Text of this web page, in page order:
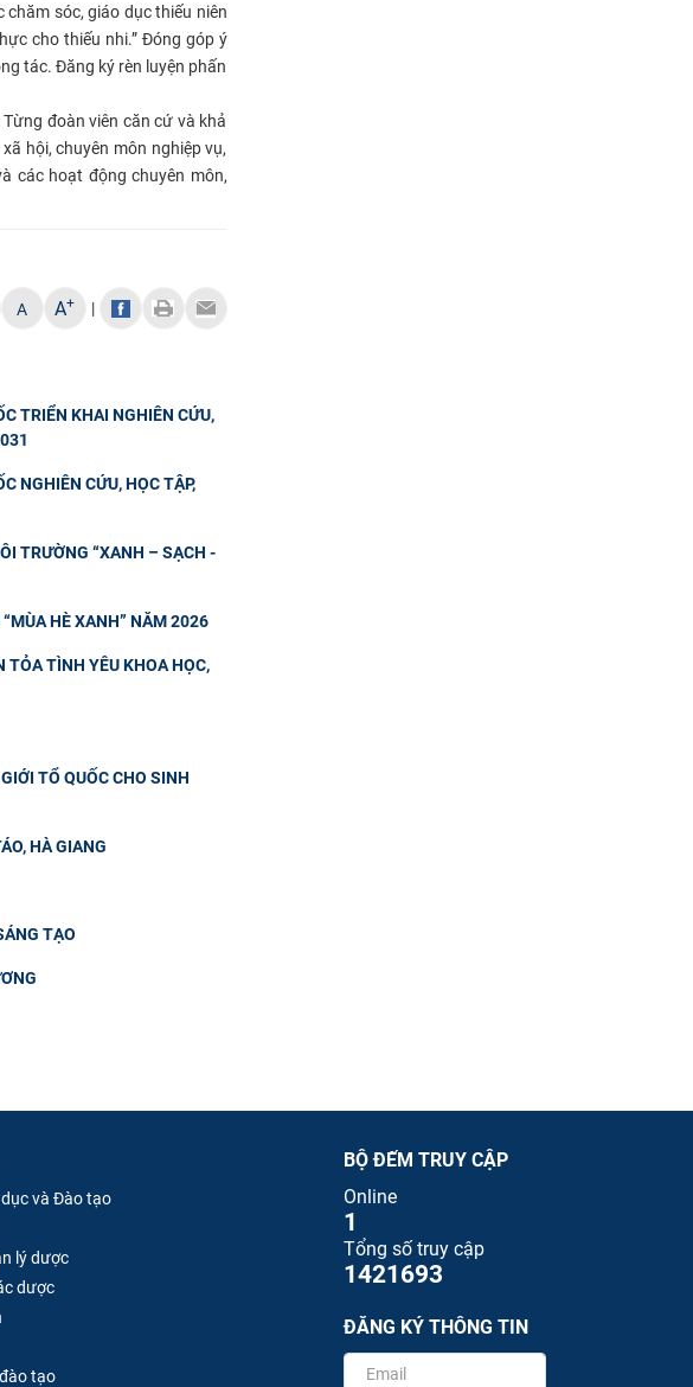
sóc, giáo dục thiếu niên
cho thiếu nhi.” Đóng góp ý
tác. Đăng ký rèn luyện phấn
Từng đoàn viên căn cứ và khả
hội, chuyên môn nghiệp vụ,
các hoạt động chuyên môn,
A A+ |
TRIỂN KHAI NGHIÊN CỨU,
NGHIÊN CỨU, HỌC TẬP,
TRƯỜNG “XANH – SẠCH -
HÈ XANH” NĂM 2026
TỎA TÌNH YÊU KHOA HỌC,
TỔ QUỐC CHO SINH
HÀ GIANG
TẠO
dục và Đào tạo
lý dược
dược
tạo
BỘ ĐẾM TRUY CẬP
Online
1
Tổng số truy cập
1421693
ĐĂNG KÝ THÔNG TIN